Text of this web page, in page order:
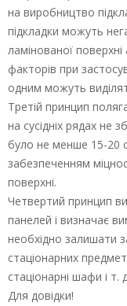
на виробництво
підкладки можуть
ламінованої
факторів при
одним можуть
Третій принцип
на сусідніх рядах не
було не менше 15-20
забезпеченням
поверхні.
Четвертий принцип
панелей і визначає
необхідно залишати
стаціонарних
стаціонарні шафи і т.
Для довідки!